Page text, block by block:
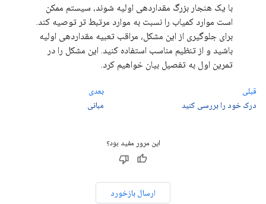
با یک هنجار بزرگ مقداردهی اولیه شوند، سیستم ممکن
است موارد کمیاب را نسبت به موارد مرتبط تر توصیه کند.
برای جلوگیری از این مشکل، مراقب تعبیه مقداردهی اولیه
باشید و از تنظیم مناسب استفاده کنید. این مشکل را در
تمرین اول به تفصیل بیان خواهیم کرد.
قبلی
درک خود را بررسی کنید
بعدی
مبانی
این مرور مفید بود؟
ارسال بازخورد